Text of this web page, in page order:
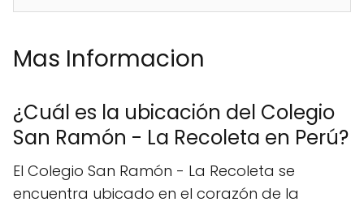
Mas Informacion
¿Cuál es la ubicación del Colegio
San Ramón - La Recoleta en Perú?
El Colegio San Ramón - La Recoleta se
encuentra ubicado en el corazón de la